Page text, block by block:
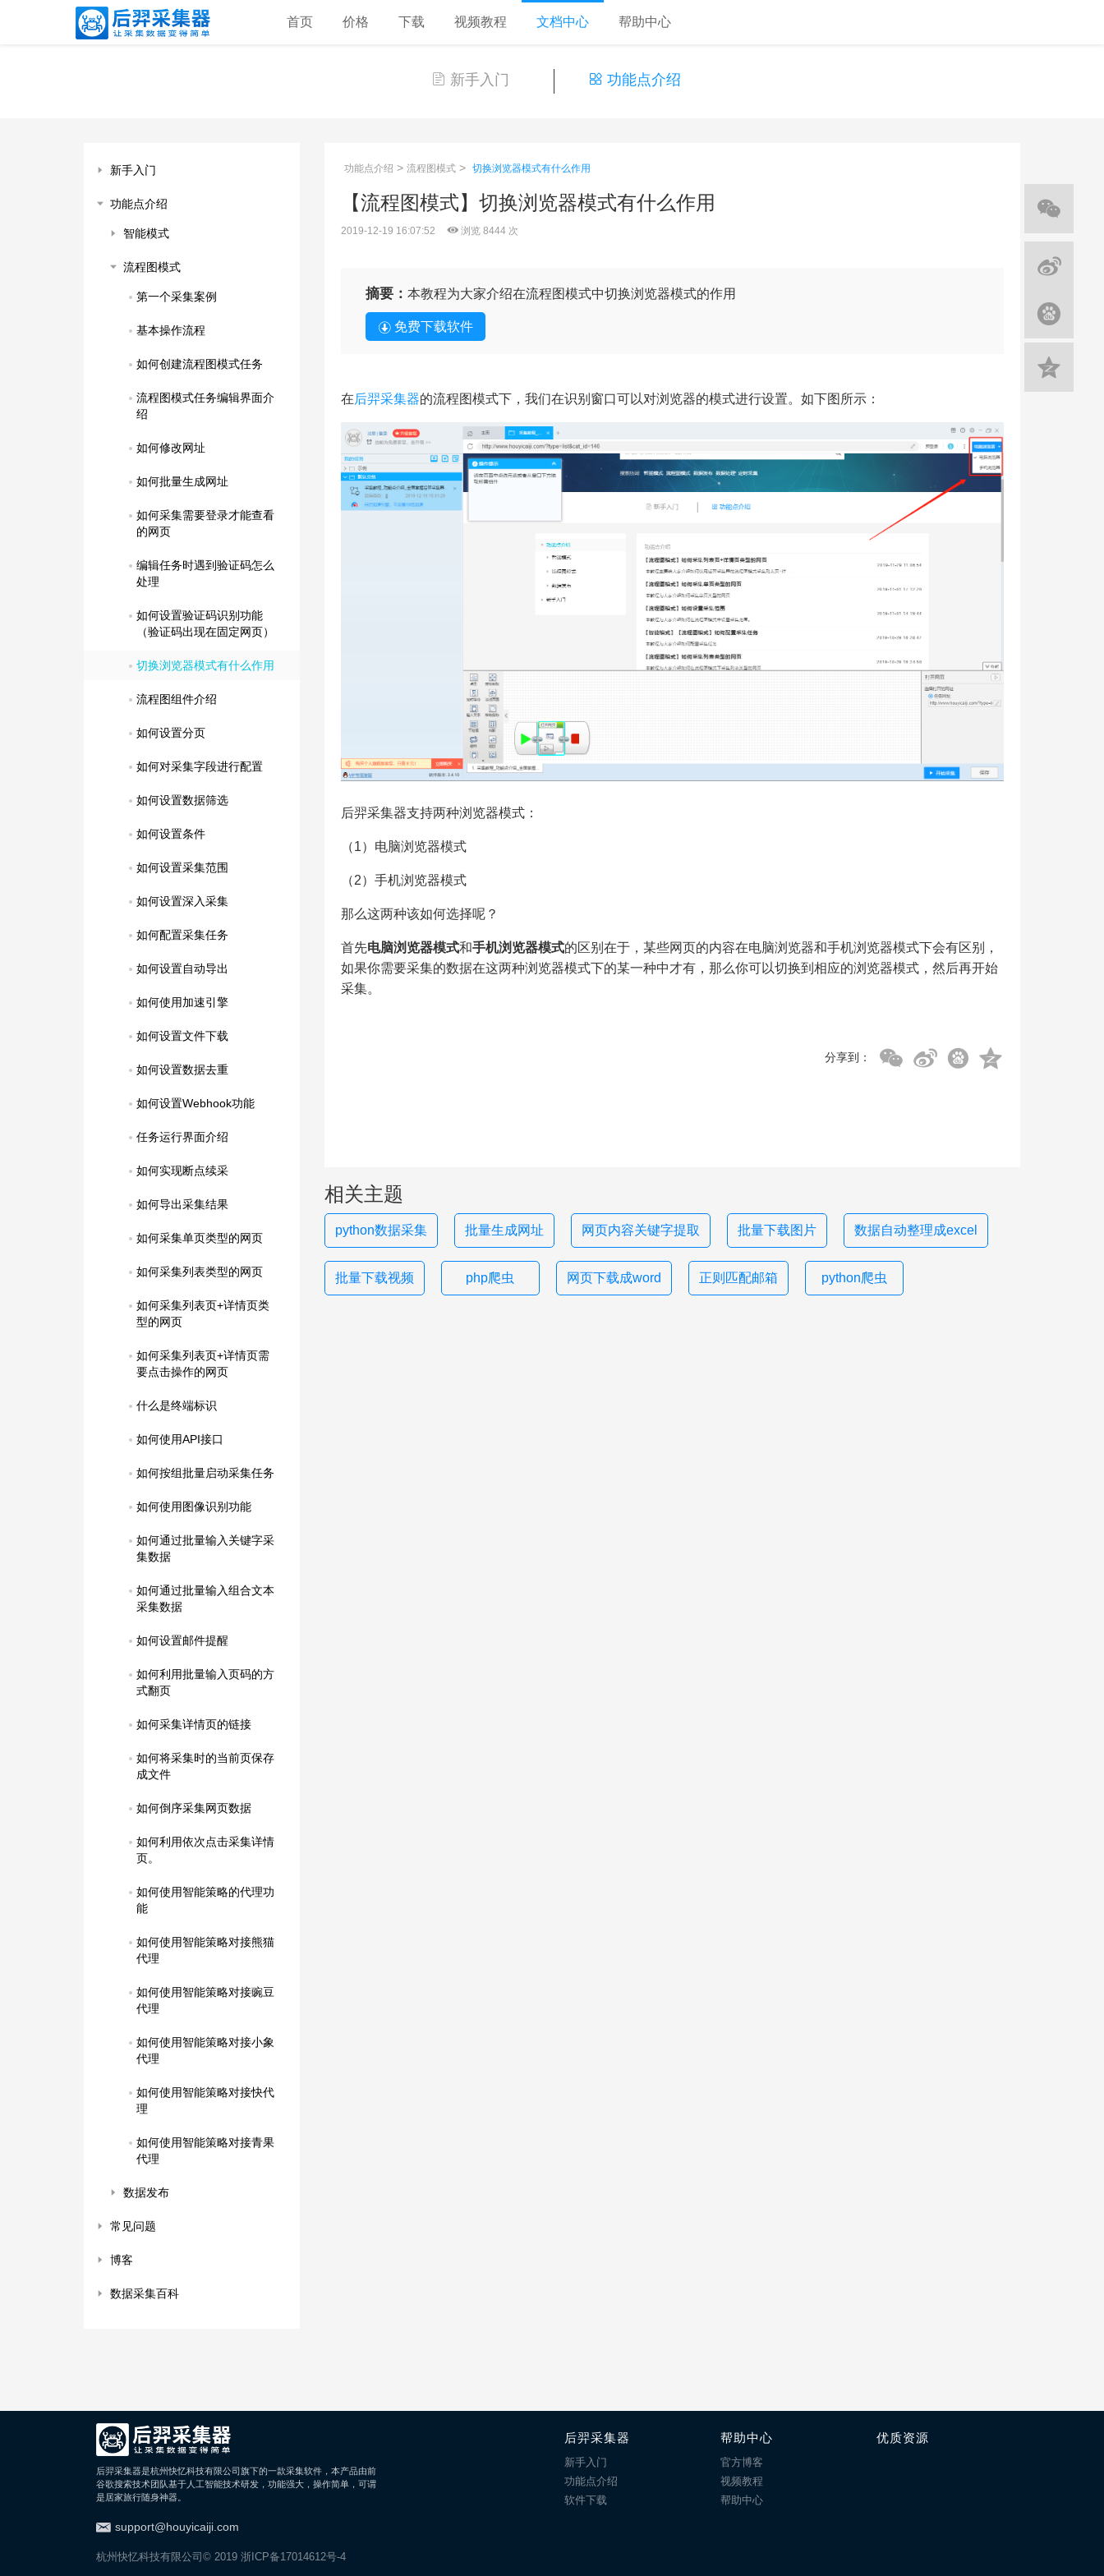
首页 价格 下载 视频教程 文档中心 帮助中心
新手入门 功能点介绍
新手入门
功能点介绍
智能模式
流程图模式
第一个采集案例
基本操作流程
如何创建流程图模式任务
流程图模式任务编辑界面介
绍
如何修改网址
如何批量生成网址
如何采集需要登录才能查看
的网页
编辑任务时遇到验证码怎么
处理
如何设置验证码识别功能
（验证码出现在固定网页）
切换浏览器模式有什么作用
流程图组件介绍
如何设置分页
如何对采集字段进行配置
如何设置数据筛选
如何设置条件
如何设置采集范围
如何设置深入采集
如何配置采集任务
如何设置自动导出
如何使用加速引擎
如何设置文件下载
如何设置数据去重
如何设置Webhook功能
任务运行界面介绍
如何实现断点续采
如何导出采集结果
如何采集单页类型的网页
如何采集列表类型的网页
如何采集列表页+详情页类
型的网页
如何采集列表页+详情页需
要点击操作的网页
什么是终端标识
如何使用API接口
如何按组批量启动采集任务
如何使用图像识别功能
如何通过批量输入关键字采
集数据
如何通过批量输入组合文本
采集数据
如何设置邮件提醒
如何利用批量输入页码的方
式翻页
如何采集详情页的链接
如何将采集时的当前页保存
成文件
如何倒序采集网页数据
如何利用依次点击采集详情
页。
如何使用智能策略的代理功
能
如何使用智能策略对接熊猫
代理
如何使用智能策略对接豌豆
代理
如何使用智能策略对接小象
代理
如何使用智能策略对接快代
理
如何使用智能策略对接青果
代理
数据发布
常见问题
博客
数据采集百科
功能点介绍 > 流程图模式 > 切换浏览器模式有什么作用
【流程图模式】切换浏览器模式有什么作用
2019-12-19 16:07:52 浏览 8444 次
摘要： 本教程为大家介绍在流程图模式中切换浏览器模式的作用
免费下载软件
在后羿采集器的流程图模式下，我们在识别窗口可以对浏览器的模式进行设置。如下图所示：
后羿采集器支持两种浏览器模式：
（1）电脑浏览器模式
（2）手机浏览器模式
那么这两种该如何选择呢？
首先电脑浏览器模式和手机浏览器模式的区别在于，某些网页的内容在电脑浏览器和手机浏览器模式下会有区别，
如果你需要采集的数据在这两种浏览器模式下的某一种中才有，那么你可以切换到相应的浏览器模式，然后再开始
采集。
分享到：
相关主题
python数据采集 批量生成网址 网页内容关键字提取 批量下载图片 数据自动整理成excel
批量下载视频 php爬虫 网页下载成word 正则匹配邮箱 python爬虫
后羿采集器是杭州快忆科技有限公司旗下的一款采集软件，本产品由前
谷歌搜索技术团队基于人工智能技术研发，功能强大，操作简单，可谓
是居家旅行随身神器。
support@houyicaiji.com
后羿采集器
新手入门
功能点介绍
软件下载
帮助中心
官方博客
视频教程
帮助中心
优质资源
杭州快忆科技有限公司© 2019 浙ICP备17014612号-4